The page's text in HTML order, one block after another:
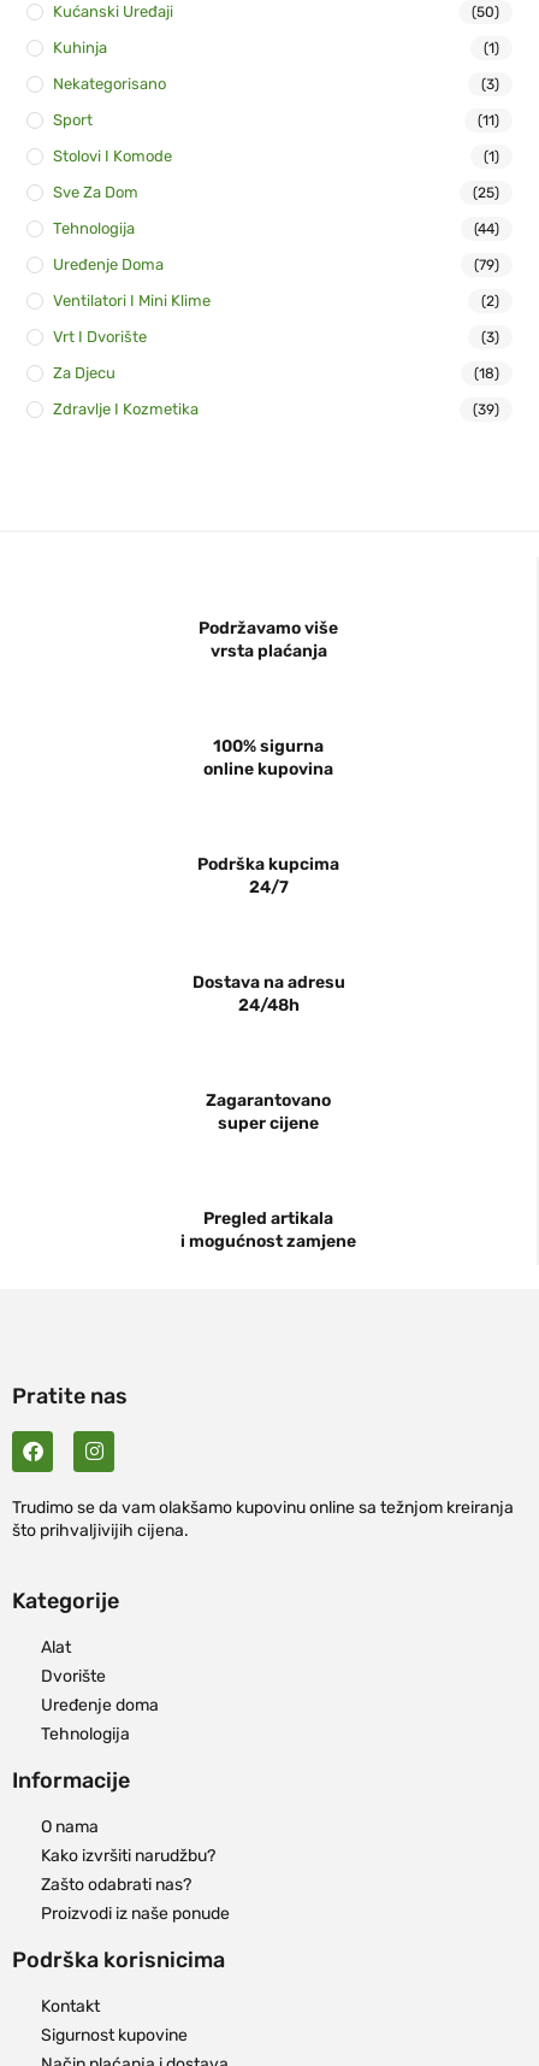
Kućanski Uređaji (50)
Kuhinja (1)
Nekategorisano (3)
Sport (11)
Stolovi I Komode (1)
Sve Za Dom (25)
Tehnologija (44)
Uređenje Doma (79)
Ventilatori I Mini Klime (2)
Vrt I Dvorište (3)
Za Djecu (18)
Zdravlje I Kozmetika (39)
Podržavamo više
vrsta plaćanja
100% sigurna
online kupovina
Podrška kupcima
24/7
Dostava na adresu
24/48h
Zagarantovano
super cijene
Pregled artikala
i mogućnost zamjene
Pratite nas
Trudimo se da vam olakšamo kupovinu online sa težnjom kreiranja
što prihvaljivijih cijena.
Kategorije
Alat
Dvorište
Uređenje doma
Tehnologija
Informacije
O nama
Kako izvršiti narudžbu?
Zašto odabrati nas?
Proizvodi iz naše ponude
Podrška korisnicima
Kontakt
Sigurnost kupovine